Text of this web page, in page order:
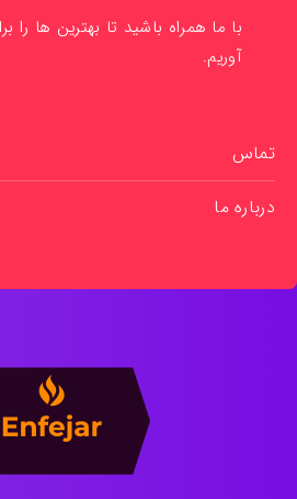
با ما همراه باشید تا بهترین ها را
آوریم.
تماس
درباره ما